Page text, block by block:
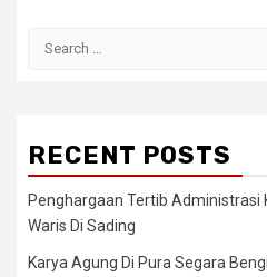
RECENT POSTS
Penghargaan Tertib Administrasi
Waris Di Sading
Karya Agung Di Pura Segara